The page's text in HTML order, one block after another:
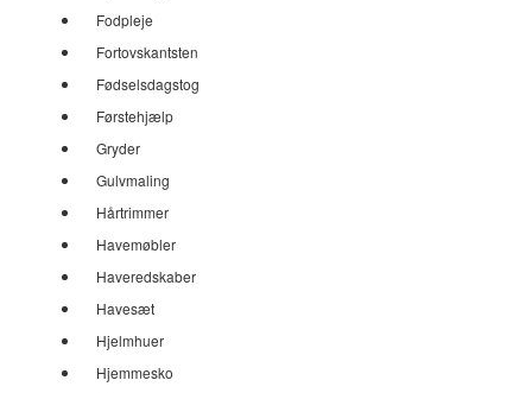
Fodpleje
Fortovskantsten
Fødselsdagstog
Førstehjælp
Gryder
Gulvmaling
Hårtrimmer
Havemøbler
Haveredskaber
Havesæt
Hjelmhuer
Hjemmesko